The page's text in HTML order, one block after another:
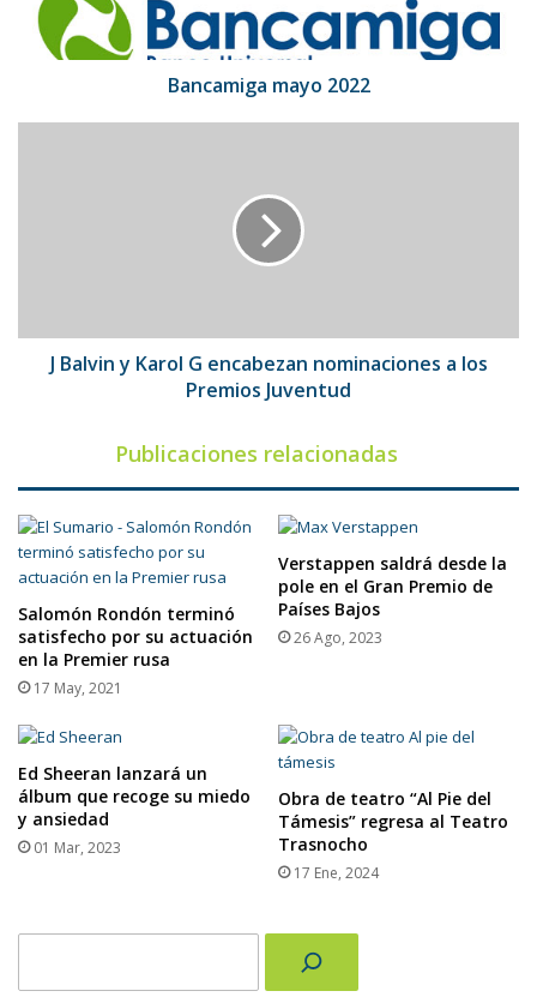
Bancamiga mayo 2022
los
PremiosJ Balvin y Karol G encabezan nominaciones a los
Premios Juventud
Publicaciones relacionadas
Salomón Rondón terminó
satisfecho por su actuación
en la Premier rusa
17 May, 2021
Verstappen saldrá desde la
pole en el Gran Premio de
Países Bajos
26 Ago, 2023
Ed Sheeran lanzará un
álbum que recoge su miedo
y ansiedad
01 Mar, 2023
Obra de teatro “Al Pie del
Támesis” regresa al Teatro
Trasnocho
17 Ene, 2024